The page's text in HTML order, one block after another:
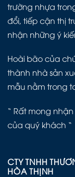
trường nhựa
đổi, tiếp cận thị
nhận những ý
Hoài bão của
thành nhà sản
mẫu nằm trong
“ Rất mong
của quý khách “
CTY TNHH
HÒA THỊNH